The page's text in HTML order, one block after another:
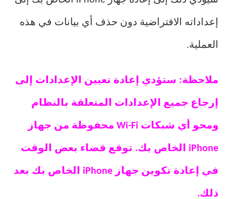
إعداداته الافتراضية دون حذف أي بيانات في هذه
العملية.
ملاحظة: ستؤدي إعادة تعيين الإعدادات إلى
إرجاع جميع الإعدادات المتعلقة بالنظام
ومحو أي شبكات Wi-Fi محفوظة من جهاز
iPhone الخاص بك. توقع قضاء بعض الوقت
في إعادة تكوين جهاز iPhone الخاص بك بعد
ذلك.